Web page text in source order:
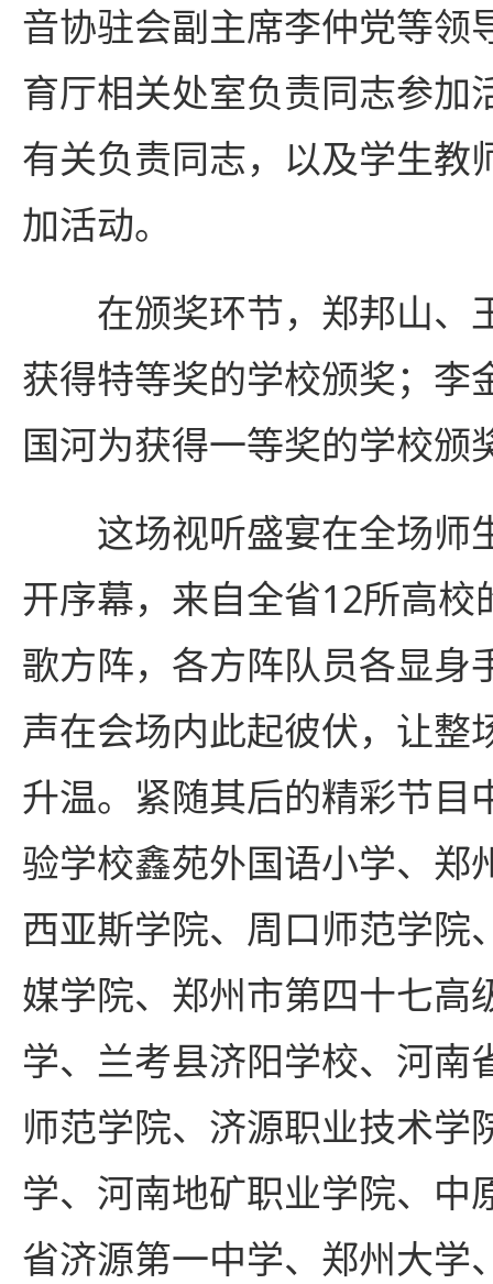
音协驻会副主席李仲党等领
育厅相关处室负责同志参加
有关负责同志，以及学生教
加活动。
在颁奖环节，郑邦山、
获得特等奖的学校颁奖；李
国河为获得一等奖的学校颁
这场视听盛宴在全场师
开序幕，来自全省12所高校
歌方阵，各方阵队员各显身
声在会场内此起彼伏，让整
升温。紧随其后的精彩节目
验学校鑫苑外国语小学、郑
西亚斯学院、周口师范学院
媒学院、郑州市第四十七高
学、兰考县济阳学校、河南
师范学院、济源职业技术学
学、河南地矿职业学院、中
省济源第一中学、郑州大学